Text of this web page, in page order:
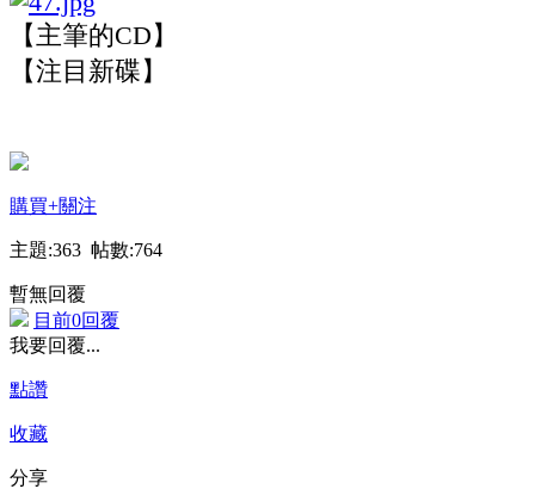
【主筆的CD】
【注目新碟】
購買+關注
主題:363 帖數:764
暫無回覆
目前0回覆
我要回覆...
點讚
收藏
分享